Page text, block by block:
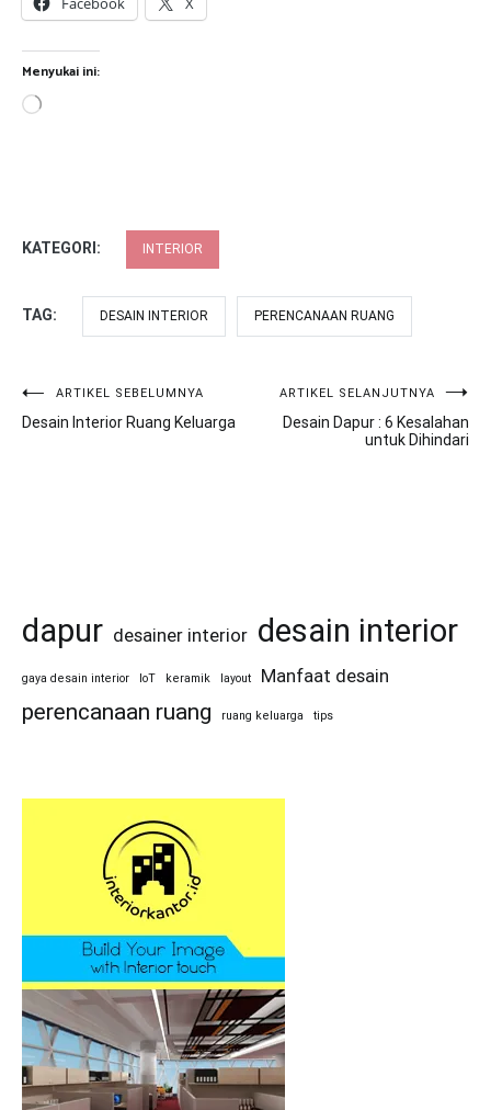
Menyukai ini:
Memuat...
KATEGORI: INTERIOR
TAG: DESAIN INTERIOR PERENCANAAN RUANG
Navigasi
pos
ARTIKEL SEBELUMNYA
Desain Interior Ruang Keluarga
ARTIKEL SELANJUTNYA
Desain Dapur : 6 Kesalahan
untuk Dihindari
dapur desainer interior desain interior
gaya desain interior IoT keramik layout Manfaat desain
perencanaan ruang ruang keluarga tips